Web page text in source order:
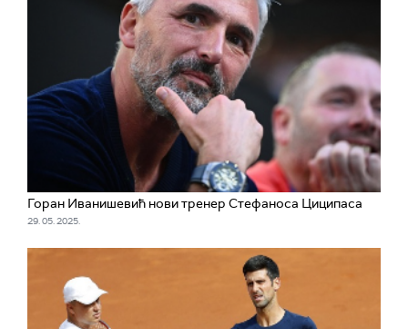
Горан Иванишевић нови тренер Стефаноса Циципаса
29. 05. 2025.